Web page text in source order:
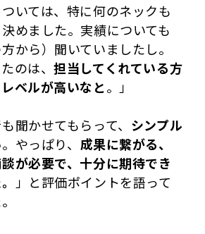
ついては、特に何のネックも
めました。実績についても
から）聞いていましたし。
のは、担当してくれている方
ベルが高いなと。」
聞かせてもらって、 シンプル
。やっぱり、 成果に繋がる、
が必要で、十分に期待でき
」と評価ポイントを語って